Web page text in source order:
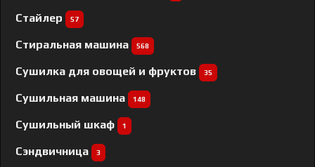
Стайлер 57
Стиральная машина 568
Сушилка для овощей и фруктов 35
Сушильная машина 148
Сушильный шкаф 1
Сэндвичница 3